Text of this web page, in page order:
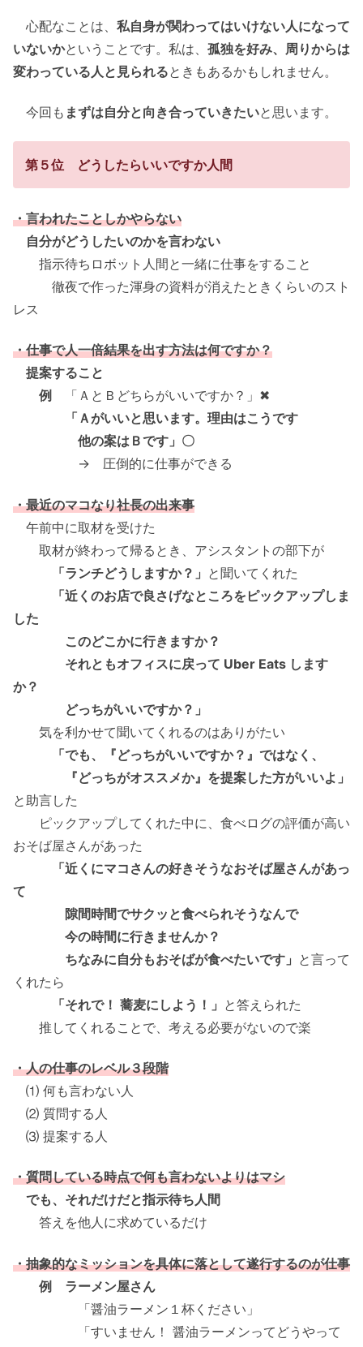
心配なことは、 私自身が関わってはいけない人になって
いないかということです。私は、 孤独を好み、周りからは
変わっている人と見られるときもあるかもしれません。
今回も まずは自分と向き合っていきたいと思います。
第５位 どうしたらいいですか人間
・言われたことしかやらない
自分がどうしたいのかを言わない
指示待ちロボット人間と一緒に仕事をすること
徹夜で作った渾身の資料が消えたときくらいのスト
レス
・仕事で人一倍結果を出す方法は何ですか？
提案すること
例
「ＡとＢどちらがいいですか？」✖
「Ａがいいと思います。理由はこうです
他の案はＢです」〇
→ 圧倒的に仕事ができる
・最近のマコなり社長の出来事
午前中に取材を受けた
取材が終わって帰るとき、アシスタントの部下が
「ランチどうしますか？」 と聞いてくれた
「近くのお店で良さげなところをピックアップしま
した
このどこかに行きますか？
それともオフィスに戻って Uber Eats します
か？
どっちがいいですか？」
気を利かせて聞いてくれるのはありがたい
「でも、『どっちがいいですか？』ではなく、
『どっちがオススメか』を提案した方がいいよ」
と助言した
ピックアップしてくれた中に、食べログの評価が高い
おそば屋さんがあった
「近くにマコさんの好きそうなおそば屋さんがあっ
て
隙間時間でサクッと食べられそうなんで
今の時間に行きませんか？
ちなみに自分もおそばが食べたいです」 と言って
くれたら
「それで！ 蕎麦にしよう！」 と答えられた
推してくれることで、考える必要がないので楽
・人の仕事のレベル３段階
⑴ 何も言わない人
⑵ 質問する人
⑶ 提案する人
・質問している時点で何も言わないよりはマシ
でも、それだけだと指示待ち人間
答えを他人に求めているだけ
・抽象的なミッションを具体に落として遂行するのが仕事
例 ラーメン屋さん
「醤油ラーメン１杯ください」
「すいません！ 醤油ラーメンってどうやって